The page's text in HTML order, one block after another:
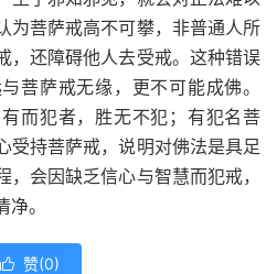
为菩萨戒高不可攀，非普通人所
，还障碍他人去受戒。这种错误
菩萨戒无缘，更不可能成佛。
而犯者，胜无不犯；有犯名菩
受持菩萨戒，说明对佛法是具足
会因缺乏信心与智慧而犯戒，
。
 赞(0)